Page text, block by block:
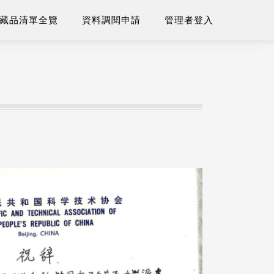
品清單全覽 資料調閱申請 管理者登入